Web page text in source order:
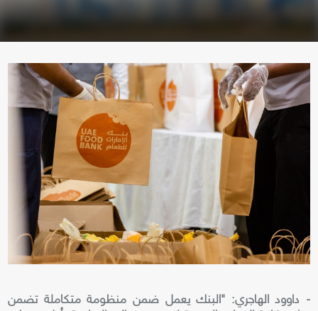
- داوود الهاجري: "البنك يعمل ضمن منظومة متكاملة تضمن